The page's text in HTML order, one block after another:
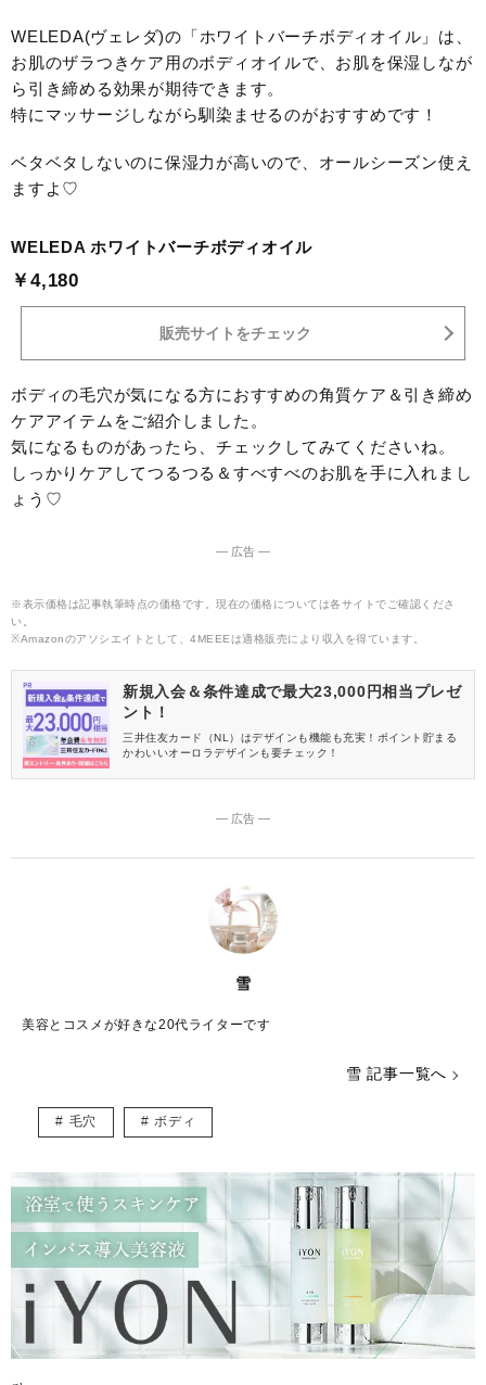
WELEDA(ヴェレダ)の「ホワイトバーチボディオイル」は、
お肌のザラつきケア用のボディオイルで、お肌を保湿しなが
ら引き締める効果が期待できます。
特にマッサージしながら馴染ませるのがおすすめです！
ベタベタしないのに保湿力が高いので、オールシーズン使え
ますよ♡
WELEDA ホワイトバーチボディオイル
￥4,180
販売サイトをチェック
ボディの毛穴が気になる方におすすめの角質ケア＆引き締め
ケアアイテムをご紹介しました。
気になるものがあったら、チェックしてみてくださいね。
しっかりケアしてつるつる＆すべすべのお肌を手に入れまし
ょう♡
― 広告 ―
※表示価格は記事執筆時点の価格です。現在の価格については各サイトでご確認くださ
い。
※Amazonのアソシエイトとして、4MEEEは適格販売により収入を得ています。
新規入会＆条件達成で最大23,000円相当プレゼ
ント！
三井住友カード（NL）はデザインも機能も充実！ポイント貯まる
かわいいオーロラデザインも要チェック！
― 広告 ―
雪
美容とコスメが好きな20代ライターです
雪 記事一覧へ
毛穴 ボディ